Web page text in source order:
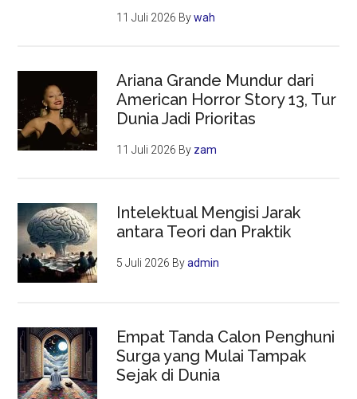
11 Juli 2026 Bywah
Ariana Grande Mundur dari
American Horror Story 13, Tur
Dunia Jadi Prioritas
11 Juli 2026 By zam
Intelektual Mengisi Jarak
antara Teori dan Praktik
5 Juli 2026 Byadmin
Empat Tanda Calon Penghuni
Surga yang Mulai Tampak
Sejak di Dunia